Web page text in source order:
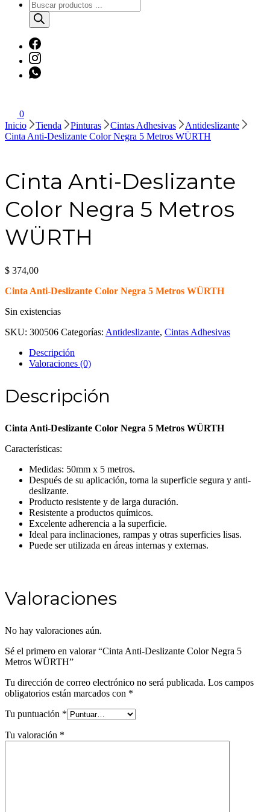
Búsqueda
de
productos
0
Inicio
Tienda Pinturas Cintas Adhesivas
Antideslizante
Cinta Anti-Deslizante Color Negra 5 Metros WÜRTH
Cinta Anti-Deslizante
Color Negra 5 Metros
WÜRTH
$ 374,00
Cinta Anti-Deslizante Color Negra 5 Metros WÜRTH
Sin existencias
SKU: 300506 Categorías: Antideslizante, Cintas Adhesivas
Descripción
Valoraciones (0)
Descripción
Cinta Anti-Deslizante Color Negra 5 Metros WÜRTH
Características:
Medidas: 50mm x 5 metros.
Después de su aplicación, torna la superficie segura y anti-
deslizante.
Producto resistente y de larga duración.
Resistente a productos químicos.
Excelente adherencia a la superficie.
Ideal para inclinaciones, rampas y otras superficies lisas.
Puede ser utilizada en áreas internas y externas.
Valoraciones
No hay valoraciones aún.
Sé el primero en valorar “Cinta Anti-Deslizante Color Negra 5
Metros WÜRTH”
Tu dirección de correo electrónico no será publicada. Los campos
obligatorios están marcados con *
Tu puntuación *
Tu valoración *